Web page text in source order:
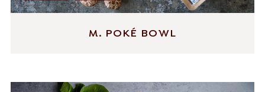
M. POKÉ BOWL